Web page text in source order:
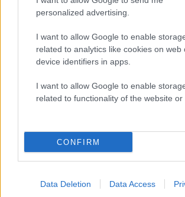
personalized advertising.
I want to allow Google to enable
related to analytics like cookies on web
device identifiers in apps.
I want to allow Google to enable
related to functionality of the website or
CONFIRM
Data Deletion Data Access
SLO - stanje na cestah 30s